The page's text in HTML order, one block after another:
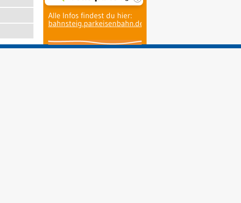
Alle Infos findest du hier:
bahnsteig.parkeisenbahn.de